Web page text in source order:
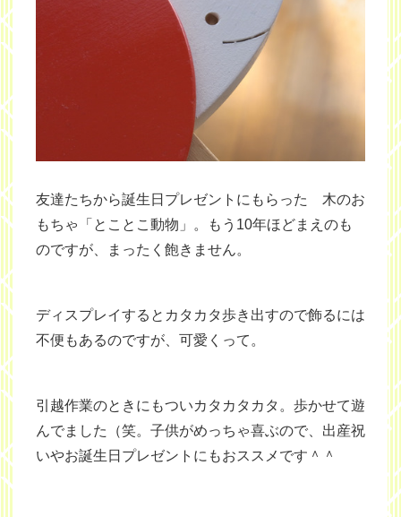
友達たちから誕生日プレゼントにもらった 木のお
もちゃ「とことこ動物」。もう10年ほどまえのも
のですが、まったく飽きません。
ディスプレイするとカタカタ歩き出すので飾るには
不便もあるのですが、可愛くって。
引越作業のときにもついカタカタカタ。歩かせて遊
んでました（笑。子供がめっちゃ喜ぶので、出産祝
いやお誕生日プレゼントにもおススメです＾＾